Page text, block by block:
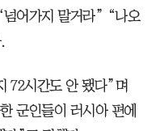
어가지 말거라” “나오
72시간도 안 됐다”며
군인들이 러시아 편에